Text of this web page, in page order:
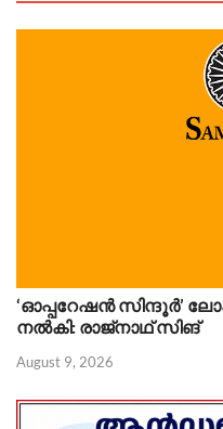
‘ഓപ്പറേഷൻ സിന്ദൂർ’
നൽകി: രാജ്‌നാഥ് സിങ്
August 9, 2026